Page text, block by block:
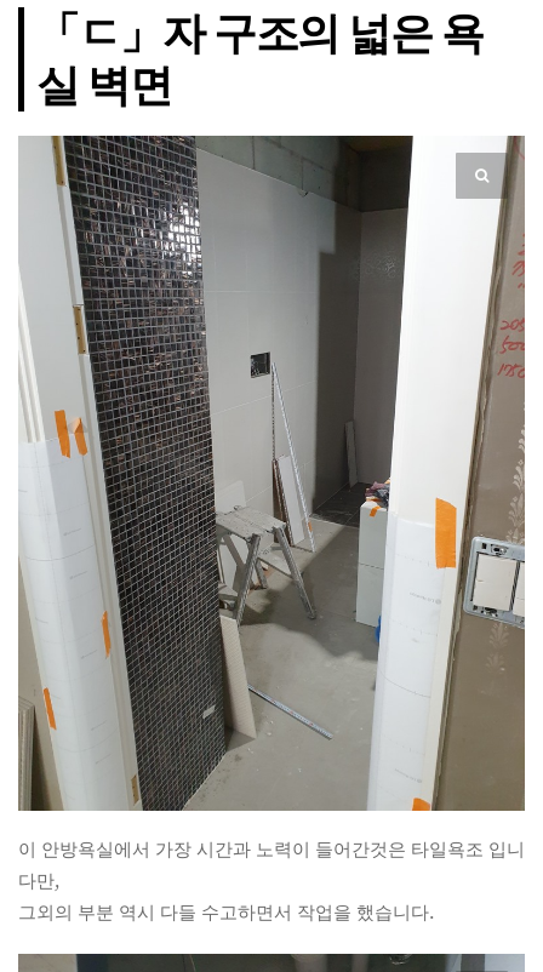
「ㄷ」자 구조의 넓은 욕
실 벽면
이 안방욕실에서 가장 시간과 노력이 들어간것은 타일욕조 입니
다만,
그외의 부분 역시 다들 수고하면서 작업을 했습니다.